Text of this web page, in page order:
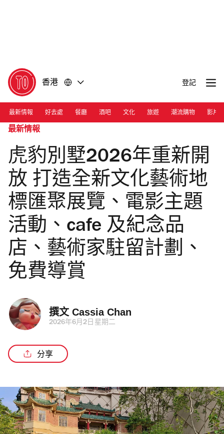
香港 登記
最新情報 好去處 餐廳 酒吧 文化 旅遊 潮流購物 影片
最新情報
虎豹別墅2026年重新開
放 打造全新文化藝術地
標匯聚展覽、電影主題
活動、cafe 及紀念品
店、藝術家駐留計劃、
免費導賞
撰文 Cassia Chan
2026年6月2日星期二
分享